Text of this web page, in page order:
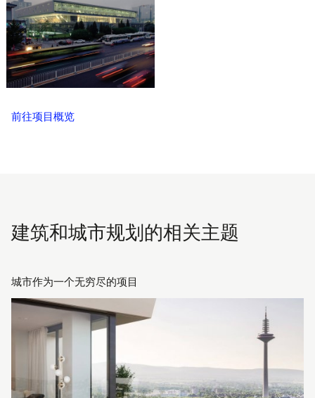
前往项目概览
建筑和城市规划的相关主题
城市作为一个无穷尽的项目